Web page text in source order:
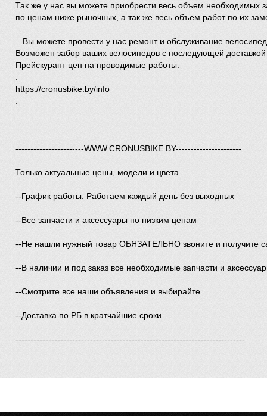
Так же у нас вы можете приобрести весь объем необходимых
по ценам ниже рыночных, а так же весь объем работ по их
Вы можете провести у нас ремонт и обслуживание
Возможен забор ваших велосипедов с последующей
Прейскурант цен на проводимые работы.
https://cronusbike.by/info
-----------------------WWW.CRONUSBIKE.BY----------------------
Только актуальные цены, модели и цвета.
--График работы: Работаем каждый день без выходных
--Все запчасти и аксессуары по низким ценам
--Не нашли нужный товар ОБЯЗАТЕЛЬНО звоните и получите
--В наличии и под заказ все необходимые запчасти и
--Смотрите все наши объявления и выбирайте
--Доставка по РБ в кратчайшие сроки
-----------------------------------------------------------------------------